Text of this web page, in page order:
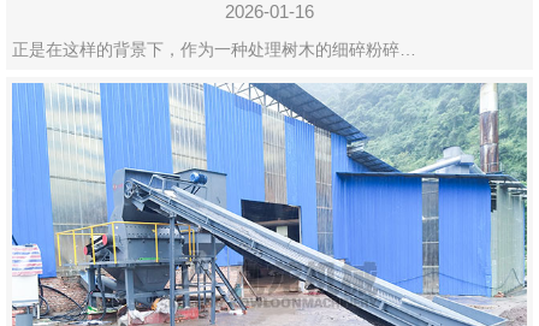
2026-01-16
正是在这样的背景下，作为一种处理树木的细碎粉碎…